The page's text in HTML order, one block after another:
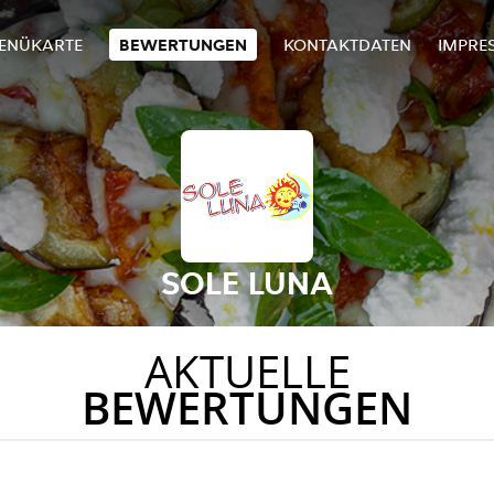
BEWERTUNGEN KONTAKTDATEN
SOLE LUNA
AKTUELLE
BEWERTUNGEN